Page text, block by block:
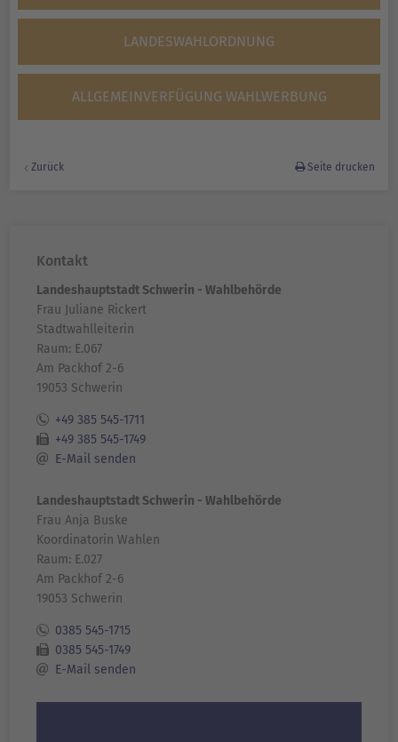
LANDESWAHLORDNUNG
ALLGEMEINVERFÜGUNG WAHLWERBUNG
Zurück Seite drucken
Kontakt
Landeshauptstadt Schwerin - Wahlbehörde
Frau Juliane Rickert
Stadtwahlleiterin
Raum: E.067
Am Packhof 2-6
19053 Schwerin
+49 385 545-1711
+49 385 545-1749
E-Mail senden
Landeshauptstadt Schwerin - Wahlbehörde
Frau Anja Buske
Koordinatorin Wahlen
Raum: E.027
Am Packhof 2-6
19053 Schwerin
0385 545-1715
0385 545-1749
E-Mail senden